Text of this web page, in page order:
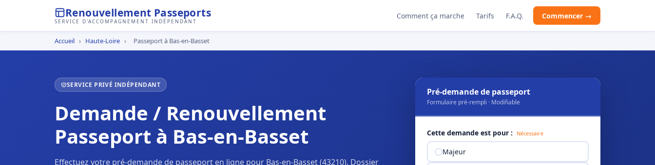
Renouvellement Passeports
SERVICE D'ACCOMPAGNEMENT INDÉPENDANT
Comment ça marche Tarifs F.A.Q. Commencer →
Accueil › Haute-Loire › Passeport à Bas-en-Basset
SERVICE PRIVÉ INDÉPENDANT
Demande / Renouvellement
Passeport à Bas-en-Basset
Effectuez votre pré-demande de passeport en ligne pour Bas-en-Basset (43210). Dossier
Pré-demande de passeport
Formulaire pré-rempli · Modifiable
Cette demande est pour : Nécessaire
Majeur